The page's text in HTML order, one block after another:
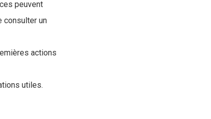
peuvent
consulter un
actions
utiles.